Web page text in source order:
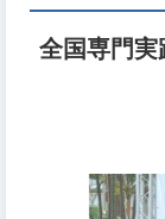
全国専門実